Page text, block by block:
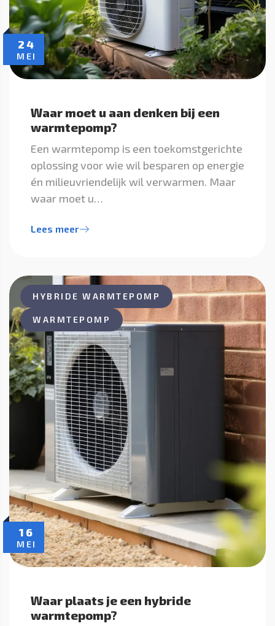
24
MEI
Waar moet u aan denken bij een
warmtepomp?
Een warmtepomp is een toekomstgerichte
oplossing voor wie wil besparen op energie
én milieuvriendelijk wil verwarmen. Maar
waar moet u…
Lees meer
16
MEI
HYBRIDE WARMTEPOMP
WARMTEPOMP
Waar plaats je een hybride
warmtepomp?